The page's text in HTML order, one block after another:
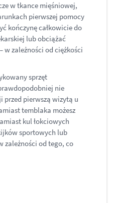
w tkance mięśniowej,
pierwszej pomocy
kończynę całkowicie do
lub obciążać
w zależności od ciężkości
sprzęt
nie
przed pierwszą wizytą u
temblaka możesz
kul łokciowych
sportowych lub
zależności od tego, co